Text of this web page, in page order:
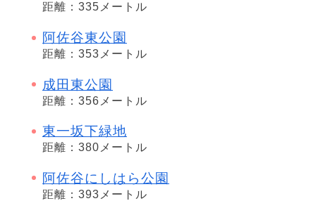
距離：335メートル
阿佐谷東公園
距離：353メートル
成田東公園
距離：356メートル
東一坂下緑地
距離：380メートル
阿佐谷にしはら公園
距離：393メートル